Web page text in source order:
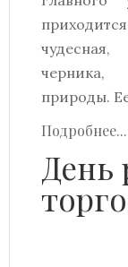
чудесная,
природы.
Подробнее...
День